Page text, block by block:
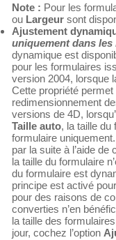
Note : Pour les
ou Largeur sont
Ajustement
uniquement dans
dynamique est
pour les formulaires
version 2004, lorsque
Cette propriété
redimensionnement
versions de 4D,
Taille auto, la taille du
formulaire
par la suite à l’aide
la taille du formulaire
du formulaire est
principe est activé
pour des raisons de
converties n’en
la taille des
jour, cochez l’option